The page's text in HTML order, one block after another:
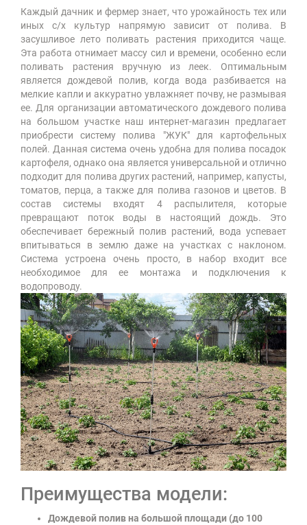
Каждый дачник и фермер знает, что урожайность тех или
иных с/х культур напрямую зависит от полива. В
засушливое лето поливать растения приходится чаще.
Эта работа отнимает массу сил и времени, особенно если
поливать растения вручную из леек. Оптимальным
является дождевой полив, когда вода разбивается на
мелкие капли и аккуратно увлажняет почву, не размывая
ее. Для организации автоматического дождевого полива
на большом участке наш интернет-магазин предлагает
приобрести систему полива "ЖУК" для картофельных
полей. Данная система очень удобна для полива посадок
картофеля, однако она является универсальной и отлично
подходит для полива других растений, например, капусты,
томатов, перца, а также для полива газонов и цветов. В
состав системы входят 4 распылителя, которые
превращают поток воды в настоящий дождь. Это
обеспечивает бережный полив растений, вода успевает
впитываться в землю даже на участках с наклоном.
Система устроена очень просто, в набор входит все
необходимое для ее монтажа и подключения к
водопроводу.
Преимущества модели:
Дождевой полив на большой площади (до 100